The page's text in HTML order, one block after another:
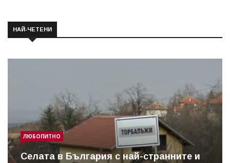
НАЙ-ЧЕТЕНИ
ЛЮБОПИТНО
Cелата в България с най-странните и